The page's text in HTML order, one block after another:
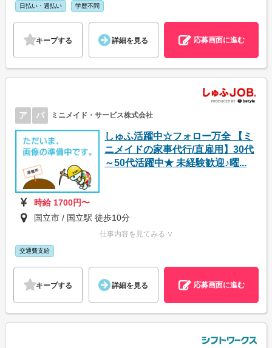
日払い・週払い 学歴不問
キープする 詳細を見る 応募画面に進む
ア パ ミニメイド・サービス株式会社
しゅふ活躍中☆フォロー万全 【ミ
ニメイドの家事代行/直雇用】30代
～50代活躍中★ 未経験歓迎♪曜...
時給 1700円〜
国立市 / 国立駅 徒歩10分
仕事内容を見てみる ∨
交通費支給
キープする 詳細を見る 応募画面に進む